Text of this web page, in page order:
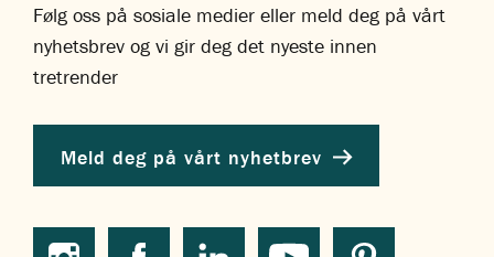
Følg oss på sosiale medier eller meld deg på vårt
nyhetsbrev og vi gir deg det nyeste innen
tretrender
Meld deg på vårt nyhetbrev